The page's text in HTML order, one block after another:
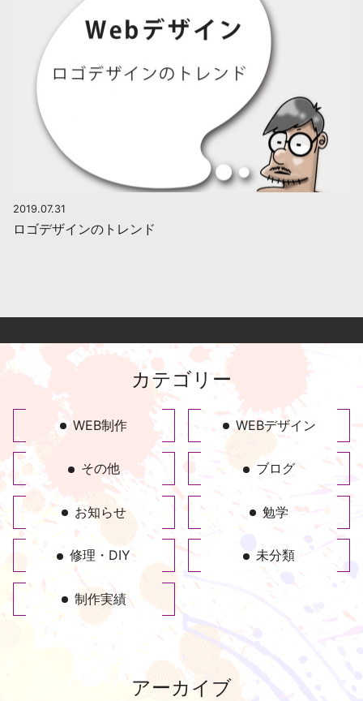
2019.07.31
ロゴデザインのトレンド
カテゴリー
WEB制作 WEBデザイン
その他 ブログ
お知らせ 勉学
修理・DIY 未分類
制作実績
アーカイブ